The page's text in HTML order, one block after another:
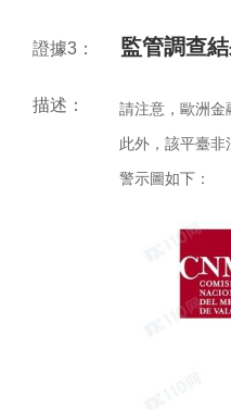
證據3： 監管調查
描述： 請注意， 歐洲金
此外，該平臺
警示圖如下：